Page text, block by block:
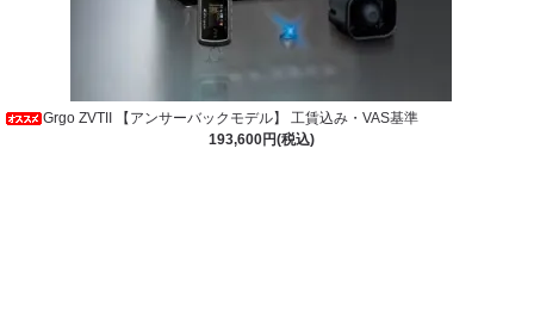
Grgo ZVTII 【アンサーバックモデル】 工賃込み・VAS基準
193,600円(税込)